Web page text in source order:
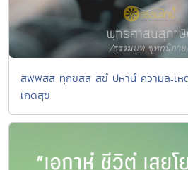
สพฺพสฺส ทุกฺขสฺส สขํ ปหานํ ความละเห
เกิดสุข